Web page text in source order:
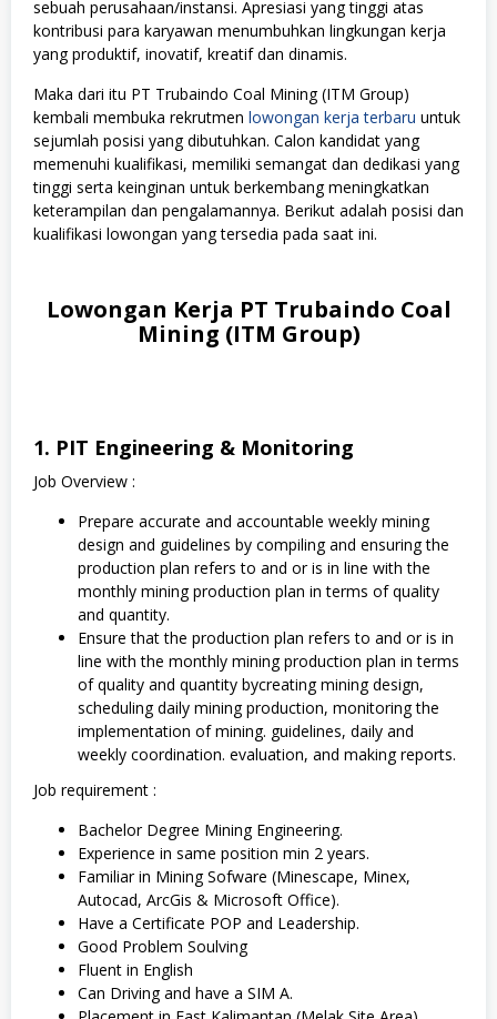
sebuah perusahaan/instansi. Apresiasi yang tinggi atas
kontribusi para karyawan menumbuhkan lingkungan kerja
yang produktif, inovatif, kreatif dan dinamis.
Maka dari itu PT Trubaindo Coal Mining (ITM Group)
kembali membuka rekrutmen lowongan kerja terbaru untuk
sejumlah posisi yang dibutuhkan. Calon kandidat yang
memenuhi kualifikasi, memiliki semangat dan dedikasi yang
tinggi serta keinginan untuk berkembang meningkatkan
keterampilan dan pengalamannya. Berikut adalah posisi dan
kualifikasi lowongan yang tersedia pada saat ini.
Lowongan Kerja PT Trubaindo Coal
Mining (ITM Group)
1. PIT Engineering & Monitoring
Job Overview :
Prepare accurate and accountable weekly mining
design and guidelines by compiling and ensuring the
production plan refers to and or is in line with the
monthly mining production plan in terms of quality
and quantity.
Ensure that the production plan refers to and or is in
line with the monthly mining production plan in terms
of quality and quantity bycreating mining design,
scheduling daily mining production, monitoring the
implementation of mining. guidelines, daily and
weekly coordination. evaluation, and making reports.
Job requirement :
Bachelor Degree Mining Engineering.
Experience in same position min 2 years.
Familiar in Mining Sofware (Minescape, Minex,
Autocad, ArcGis & Microsoft Office).
Have a Certificate POP and Leadership.
Good Problem Soulving
Fluent in English
Can Driving and have a SIM A.